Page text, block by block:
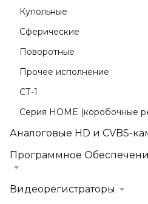
Купольные
Сферические
Поворотные
Прочее исполнение
СТ-1
Серия HOME (коробочные
Аналоговые HD и CVBS-
Программное
Видеорегистраторы